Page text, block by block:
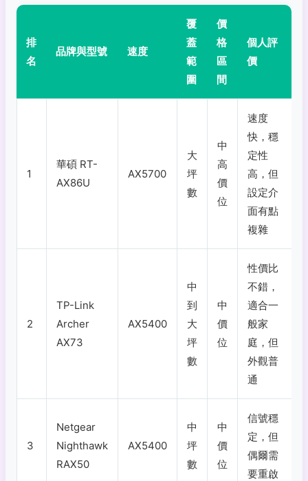
排
名
品牌與型號 速度
覆
蓋
範
圍
價
格
區
間
個人評
價
1
華碩 RT-
AX86U
AX5700
大
坪
數
中
高
價
位
速度
快，穩
定性
高，但
設定介
面有點
複雜
2
TP-Link
Archer
AX73
AX5400
中
到
大
坪
數
中
價
位
性價比
不錯，
適合一
般家
庭，但
外觀普
通
3
Netgear
Nighthawk
RAX50
AX5400
中
坪
數
中
價
位
信號穩
定，但
偶爾需
要重啟